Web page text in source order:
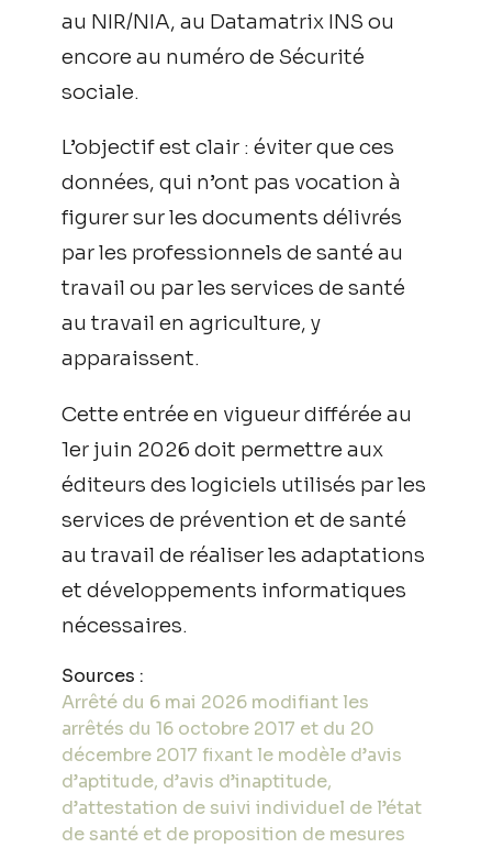
au NIR/NIA, au Datamatrix INS ou
encore au numéro de Sécurité
sociale.
L’objectif est clair : éviter que ces
données, qui n’ont pas vocation à
figurer sur les documents délivrés
par les professionnels de santé au
travail ou par les services de santé
au travail en agriculture, y
apparaissent.
Cette entrée en vigueur différée au
1er juin 2026 doit permettre aux
éditeurs des logiciels utilisés par les
services de prévention et de santé
au travail de réaliser les adaptations
et développements informatiques
nécessaires.
Sources :
Arrêté du 6 mai 2026 modifiant les
arrêtés du 16 octobre 2017 et du 20
décembre 2017 fixant le modèle d’avis
d’aptitude, d’avis d’inaptitude,
d’attestation de suivi individuel de l’état
de santé et de proposition de mesures